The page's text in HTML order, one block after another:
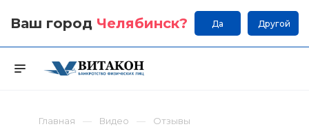
Ваш город Челябинск? Да Другой
Главная Видео Отзывы